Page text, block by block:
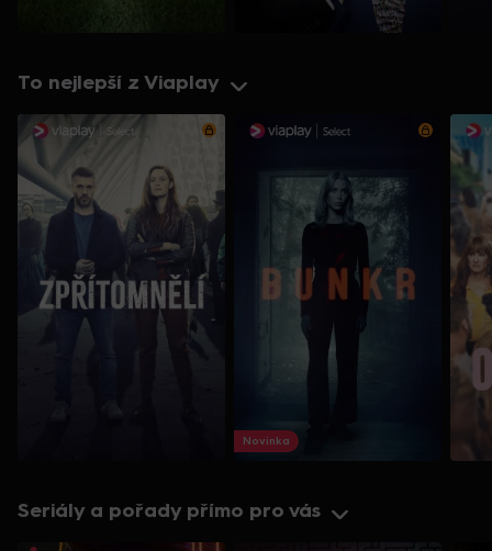
To nejlepší z Viaplay
Novinka
Seriály a pořady přímo pro vás